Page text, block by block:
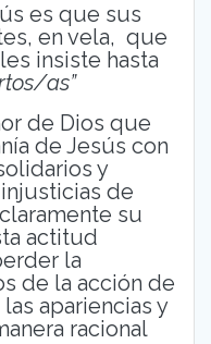
es que sus
en vela, que
insiste hasta
as”
de Dios que
de Jesús con
y
de
su
actitud
la
de la acción de
apariencias y
racional